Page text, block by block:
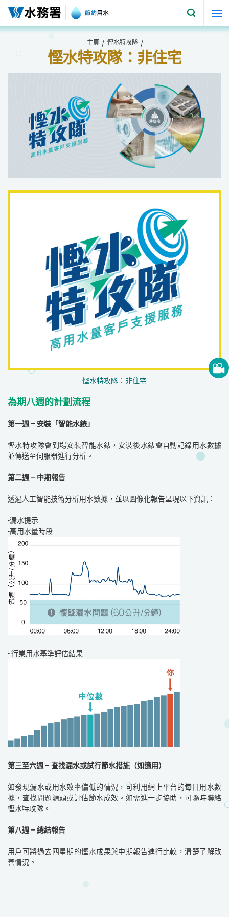
跳至內容
主頁 慳水特攻隊
慳水特攻隊：非住宅
慳水特攻隊：非住宅
為期八週的計劃流程
第一週 – 安裝「智能水錶」
慳水特攻隊會到場安裝智能水錶，安裝後水錶會自動記錄用水數據
並傳送至伺服器進行分析。
第二週 – 中期報告
透過人工智能技術分析用水數據，並以圖像化報告呈現以下資訊：
-漏水提示
-高用水量時段
- 行業用水基準評估結果
第三至六週 – 查找漏水或試行節水措施（如適用）
如發現漏水或用水效率偏低的情況，可利用網上平台的每日用水數
據，查找問題源頭或評估節水成效。如需進一步協助，可隨時聯絡
慳水特攻隊。
第八週 – 總結報告
用戶可將過去四星期的慳水成果與中期報告進行比較，清楚了解改
善情況。